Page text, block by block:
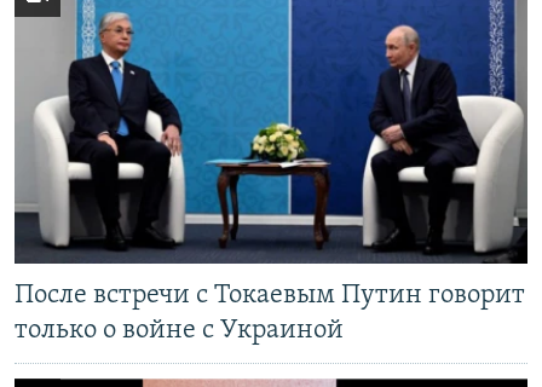
После встречи с Токаевым Путин говорит
только о войне с Украиной